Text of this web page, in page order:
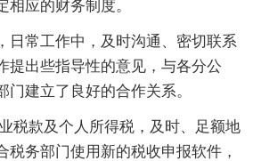
相应的财务制度。
日常工作中，及时沟通、密切联系
提出些指导性的意见，与各分公
门建立了良好的合作关系。
税款及个人所得税，及时、足额地
税务部门使用新的税收申报软件，